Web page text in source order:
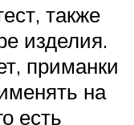
также
изделия.
приманки
на
есть